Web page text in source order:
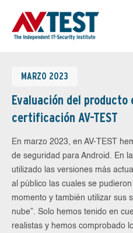
MARZO 2023
Evaluación del producto
certificación AV-TEST
En marzo 2023, en AV-TEST
de seguridad para Android. En
utilizado las versiones más
al público las cuales se
momento y también utilizar sus
nube”. Solo hemos tenido en
realistas y hemos comprobado